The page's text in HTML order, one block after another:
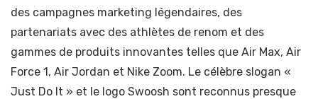
des campagnes marketing légendaires, des
partenariats avec des athlètes de renom et des
gammes de produits innovantes telles que Air Max, Air
Force 1, Air Jordan et Nike Zoom. Le célèbre slogan «
Just Do It » et le logo Swoosh sont reconnus presque